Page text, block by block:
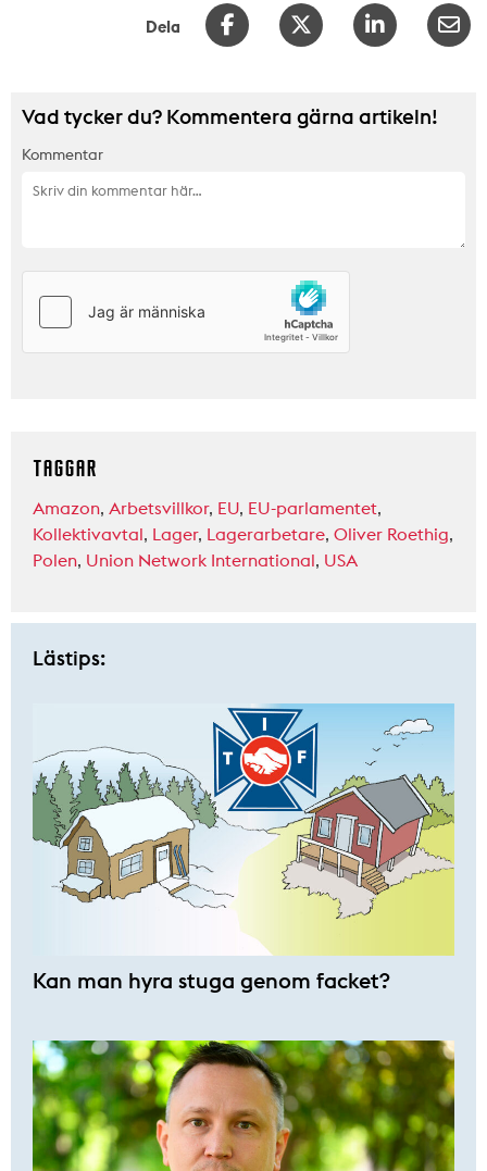
Dela
Vad tycker du? Kommentera gärna artikeln!
Kommentar
TAGGAR
Amazon, Arbetsvillkor, EU, EU-parlamentet,
Kollektivavtal, Lager, Lagerarbetare, Oliver Roethig,
Polen, Union Network International, USA
Lästips:
Kan man hyra stuga genom facket?